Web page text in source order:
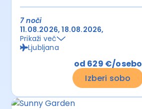
7 noči
11.08.2026 18.08.2026
Prikaži več
Ljubljana
od 629 €/osebo
Izberi sobo